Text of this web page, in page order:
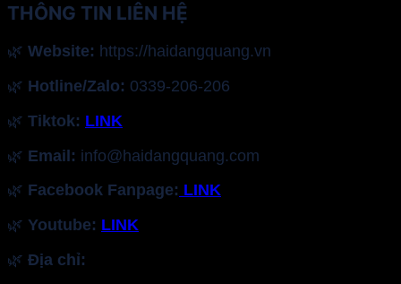
THÔNG TIN LIÊN HỆ
🌿 Website: https://haidangquang.vn
🌿 Hotline/Zalo: 0339-206-206
🌿 Tiktok: LINK
🌿 Email: info@haidangquang.com
🌿 Facebook Fanpage: LINK
🌿 Youtube: LINK
🌿 Địa chỉ: